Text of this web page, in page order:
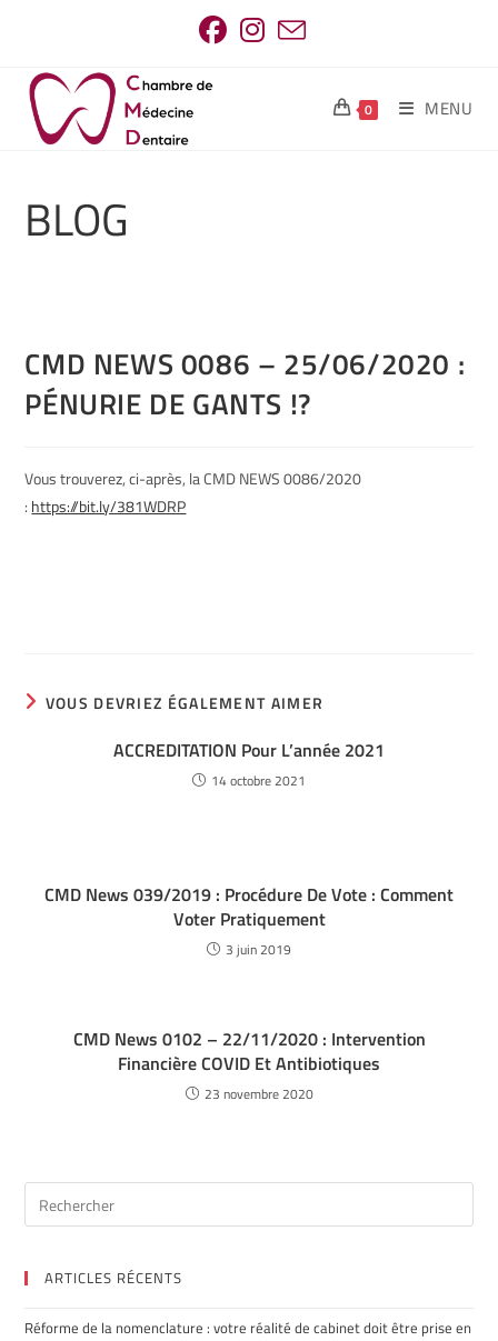
0 MENU
BLOG
CMD NEWS 0086 – 25/06/2020 :
PÉNURIE DE GANTS !?
Vous trouverez, ci-après, la CMD NEWS 0086/2020
: https://bit.ly/381WDRP
VOUS DEVRIEZ ÉGALEMENT AIMER
ACCREDITATION Pour L’année 2021
14 octobre 2021
CMD News 039/2019 : Procédure De Vote : Comment
Voter Pratiquement
3 juin 2019
CMD News 0102 – 22/11/2020 : Intervention
Financière COVID Et Antibiotiques
23 novembre 2020
ARTICLES RÉCENTS
Réforme de la nomenclature : votre réalité de cabinet doit être prise en